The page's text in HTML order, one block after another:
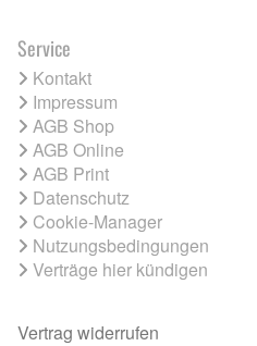
Service
Kontakt
Impressum
AGB Shop
AGB Online
AGB Print
Datenschutz
Cookie-Manager
Nutzungsbedingungen
Verträge hier kündigen
Vertrag widerrufen